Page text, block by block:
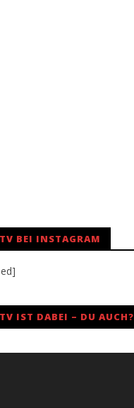
BEI INSTAGRAM
IST DABEI – DU AUCH?